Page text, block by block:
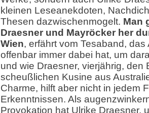
kleinen Leseanekdoten,
Thesen dazwischenmogelt. Man
Draesner und Mayröcker her
Wien, erfährt vom Tesaband, das
offenbar immer dabei hat, um
und wie Draesner, vierjährig, den
scheußlichen Kusine aus
Charme, hilft aber nicht in jedem
Erkenntnissen. Als
Provokation hat Ulrike Draesner,